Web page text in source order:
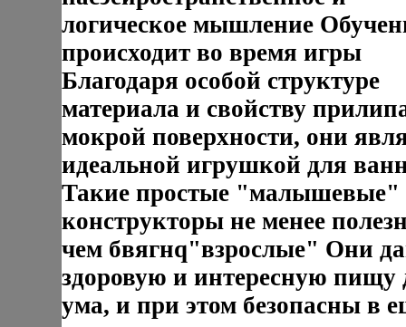
логическое мышление
происходит во время игры
Благодаря особой структуре
материала и свойству
мокрой поверхности, они
идеальной игрушкой для
Такие простые "малышевые"
конструкторы не менее
чем бвягнq"взрослые" Они
здоровую и интересную пищу
ума, и при этом безопасны в